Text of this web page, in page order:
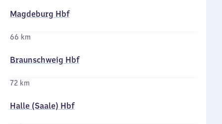
Magdeburg Hbf
66 km
Braunschweig Hbf
72 km
Halle (Saale) Hbf